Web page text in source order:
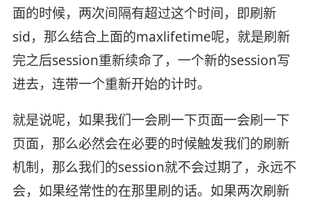
面的时候，两次间隔有超过这个时间，即刷新
sid，那么结合上面的maxlifetime呢，就是刷新
完之后session重新续命了，一个新的session写
进去，连带一个重新开始的计时。
就是说呢，如果我们一会刷一下页面一会刷一下
页面，那么必然会在必要的时候触发我们的刷新
机制，那么我们的session就不会过期了，永远不
会，如果经常性的在那里刷的话。如果两次刷新